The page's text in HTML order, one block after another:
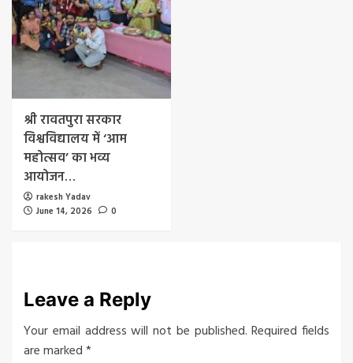
श्री रावतपुरा सरकार
विश्वविद्यालय में ‘आम
महोत्सव’ का भव्य
आयोजन…
rakesh Yadav
June 14, 2026
0
Leave a Reply
Your email address will not be published. Required fields
are marked*